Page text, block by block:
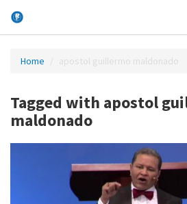
Home apostol guillermo maldonado
Tagged with apostol
maldonado